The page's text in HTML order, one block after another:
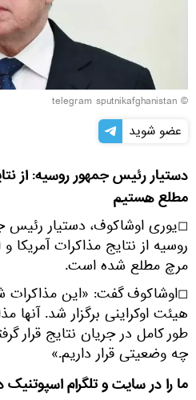
© telegram sputnikafghanistan
عضو شوید
دستیار رئیس جمهور روسیه: از
مطلع هستیم
◻یوری اوشاکوف، دستیار رئیس
مرچ مطلع شده است.
◻اوشاکوف گفت: «این مذاکرات
هیئت اوکراینی برگزار شد. آنها
طور کامل در جریان نتایج قرار
چه وضعیتی قرار داریم.»
ما را در سایت و تلگرام اسپوتنیک